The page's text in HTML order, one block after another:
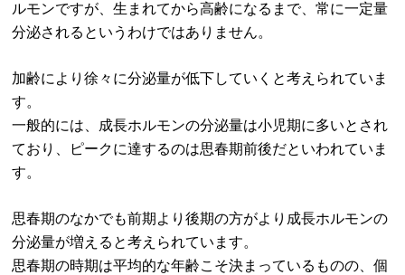
ルモンですが、生まれてから高齢になるまで、常に一定量
分泌されるというわけではありません。
加齢により徐々に分泌量が低下していくと考えられていま
す。
一般的には、成長ホルモンの分泌量は小児期に多いとされ
ており、ピークに達するのは思春期前後だといわれていま
す。
思春期のなかでも前期より後期の方がより成長ホルモンの
分泌量が増えると考えられています。
思春期の時期は平均的な年齢こそ決まっているものの、個